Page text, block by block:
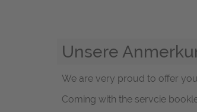
Unsere
We are very proud to offer
Coming with the servcie